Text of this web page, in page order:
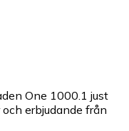
One 1000.1 just
erbjudande från